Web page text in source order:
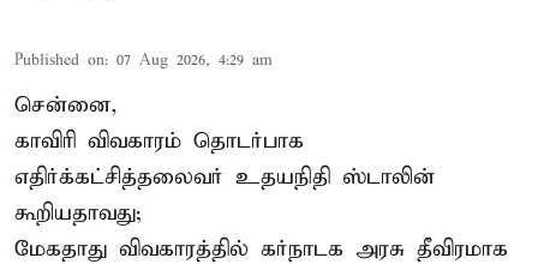
Published on: 07 Aug 2026, 4:29 am
சென்னை,
காவிரி விவகாரம் தொடர்பாக
எதிர்க்கட்சித்தலைவர் உதயநிதி ஸ்டாலின்
கூறியதாவது;
மேகதாது விவகாரத்தில் கர்நாடக அரசு தீவிரமாக